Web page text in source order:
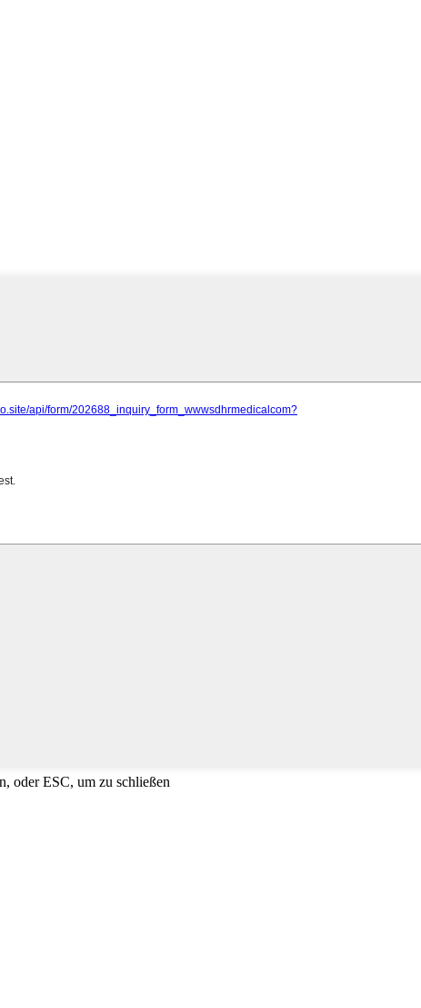
oder ESC, um zu schließen